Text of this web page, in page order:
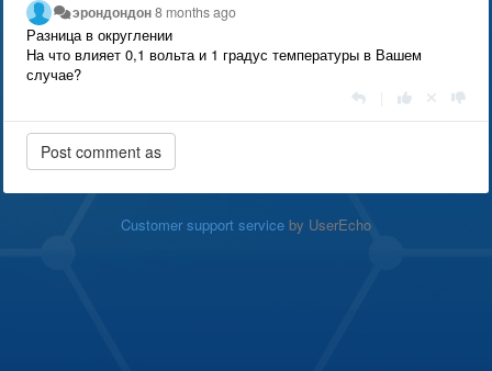
эрондондон8 months ago
Разница в округлении
На что влияет 0,1 вольта и 1 градус температуры в Вашем
случае?
Customer support service by UserEcho